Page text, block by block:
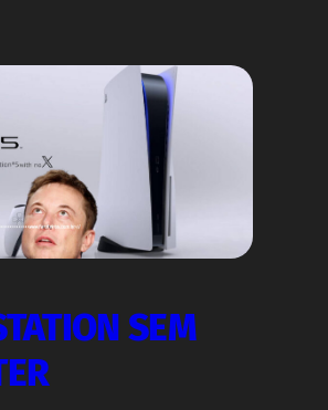
SEM